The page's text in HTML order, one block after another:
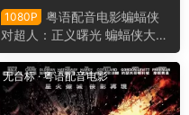
1080P
粤语配音电影蝙蝠侠
对超人：正义曙光 蝙蝠侠大战
超人：正义黎明 蝙蝠侠大战超
人 Batman v Superman: Daw
n of Justice
无台标·粤语配音电影